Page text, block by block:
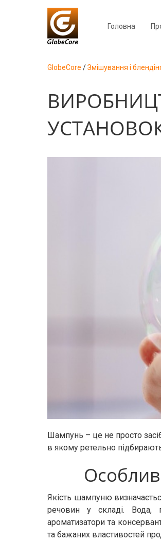
Головна
GlobeCore /Змішування і
Шампунь – це не просто
в якому ретельно
Якість шампуню
речовин у складі. Вода,
ароматизатори та
та бажаних властивостей